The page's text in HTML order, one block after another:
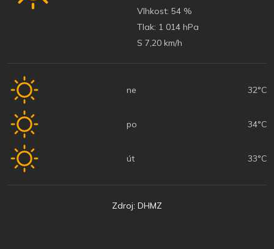
Vlhkost: 54 %
Tlak: 1 014 hPa
S 7,20 km/h
ne 32°C
po 34°C
út 33°C
Zdroj: DHMZ